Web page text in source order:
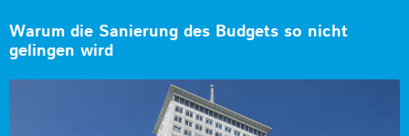
Warum die Sanierung des Budgets so nicht
gelingen wird